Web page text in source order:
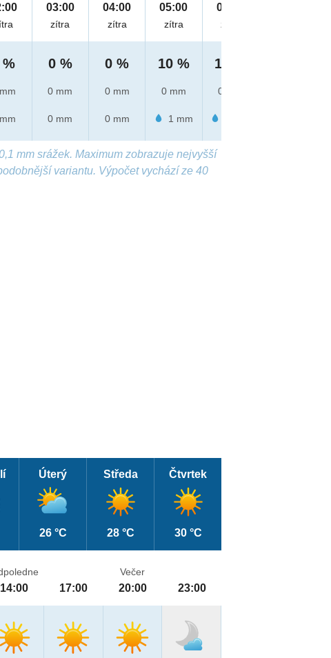
%
03:00
zítra
0 %
0 mm
0 mm
04:00
zítra
0 %
0 mm
0 mm
05:00
zítra
10 %
0 mm
1 mm
06:00
zítra
10 %
0 mm
mm srážek. Maximum zobrazuje nejvyšší
variantu. Výpočet vychází ze 40
Úterý
26 °C
Středa
28 °C
Čtvrtek
30 °C
14:00 17:00
Večer
20:00 23:00